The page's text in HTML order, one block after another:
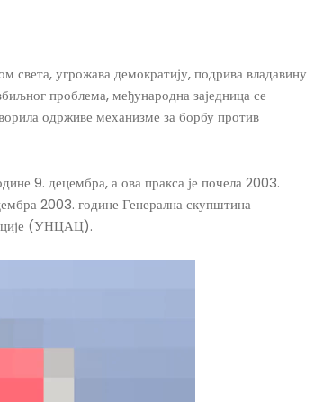
света, угрожава демократију, подрива владавину
проблема, међународна заједница се
одрживе механизме за борбу против
9. децембра, а ова пракса је почела 2003.
2003. године Генерална скупштина
(УНЦАЦ).